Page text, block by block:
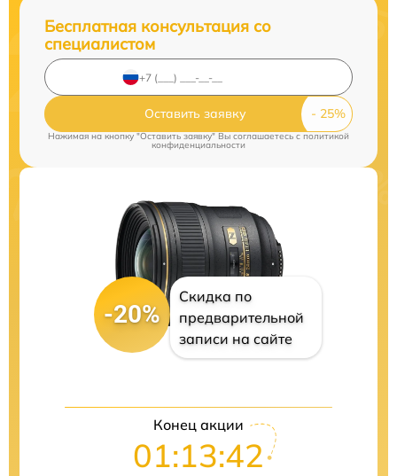
Бесплатная консультация со
специалистом
Оставить заявку
Нажимая на кнопку "Оставить заявку" Вы соглашаетесь cполитикой
конфиденциальности
-20%
Скидка по
предварительной
записи на сайте
Конец акции
01:13:41